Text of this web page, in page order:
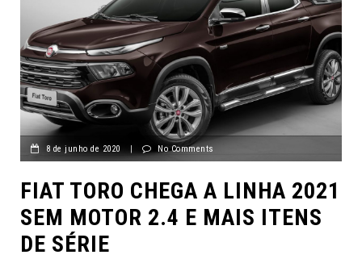
8 de junho de 2020 No Comments
FIAT TORO CHEGA A LINHA 2021
SEM MOTOR 2.4 E MAIS ITENS
DE SÉRIE